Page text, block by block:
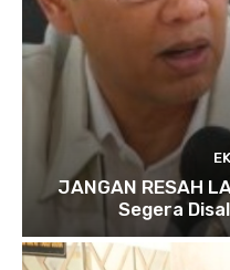
JANGAN RESAH
Segera